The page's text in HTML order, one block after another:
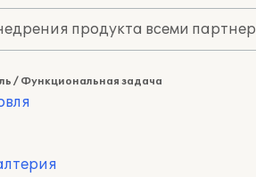
продукта всеми
/ Функциональная задача